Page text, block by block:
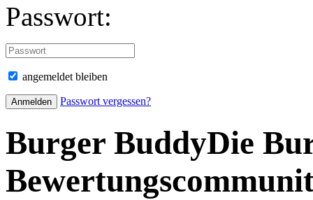
Passwort:
angemeldet bleiben
Passwort vergessen?
Burger BuddyDie